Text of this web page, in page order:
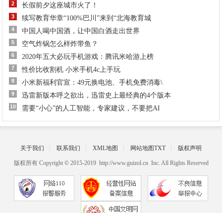
2 长假前夕这座城市火了！
3 续写教育华章“100%巴川”来到“北海教育城
4 中国人喝中国酒，让中国白酒走出世界
5 空气炸锅怎么样炸带鱼？
6 ​2020年五大必玩手机游戏：腾讯米哈游上榜
7 性价比收割机 小米手机4c上手玩
8 小米新福利官宣：49元换电池、手机免费消毒\
9 迅雷新版本呼之欲出，迅雷史上最经典的4个版本
10 需要“小心”的人工智能，专家建议，不要把AI
关于我们 联系我们 XML地图 网站地图TXT 版权声明
版权所有 Copyright © 2015-2019 http://www.guizol.cn Inc. All Rights Reserved